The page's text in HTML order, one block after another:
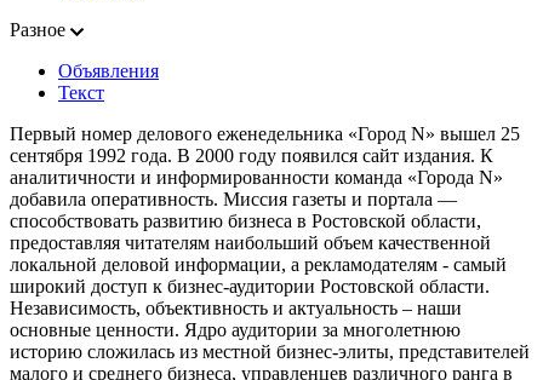
Разное
Объявления
Текст
Первый номер делового еженедельника «Город N» вышел 25
сентября 1992 года. В 2000 году появился сайт издания. К
аналитичности и информированности команда «Города N»
добавила оперативность. Миссия газеты и портала —
способствовать развитию бизнеса в Ростовской области,
предоставляя читателям наибольший объем качественной
локальной деловой информации, а рекламодателям - самый
широкий доступ к бизнес-аудитории Ростовской области.
Независимость, объективность и актуальность – наши
основные ценности. Ядро аудитории за многолетнюю
историю сложилась из местной бизнес-элиты, представителей
малого и среднего бизнеса, управленцев различного ранга в